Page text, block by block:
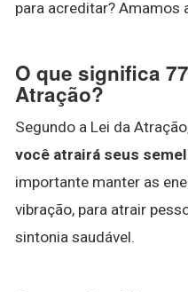
para acreditar? Amamos
O que significa
Atração?
Segundo a Lei da
você atrairá seus
importante manter as
vibração, para atrair
sintonia saudável.